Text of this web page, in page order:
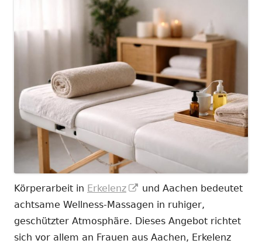
Körperarbeit in Erkelenz
In
neuem
Fenster
öffnen
und Aachen bedeutet
achtsame Wellness-Massagen in ruhiger,
geschützter Atmosphäre. Dieses Angebot richtet
sich vor allem an Frauen aus Aachen, Erkelenz